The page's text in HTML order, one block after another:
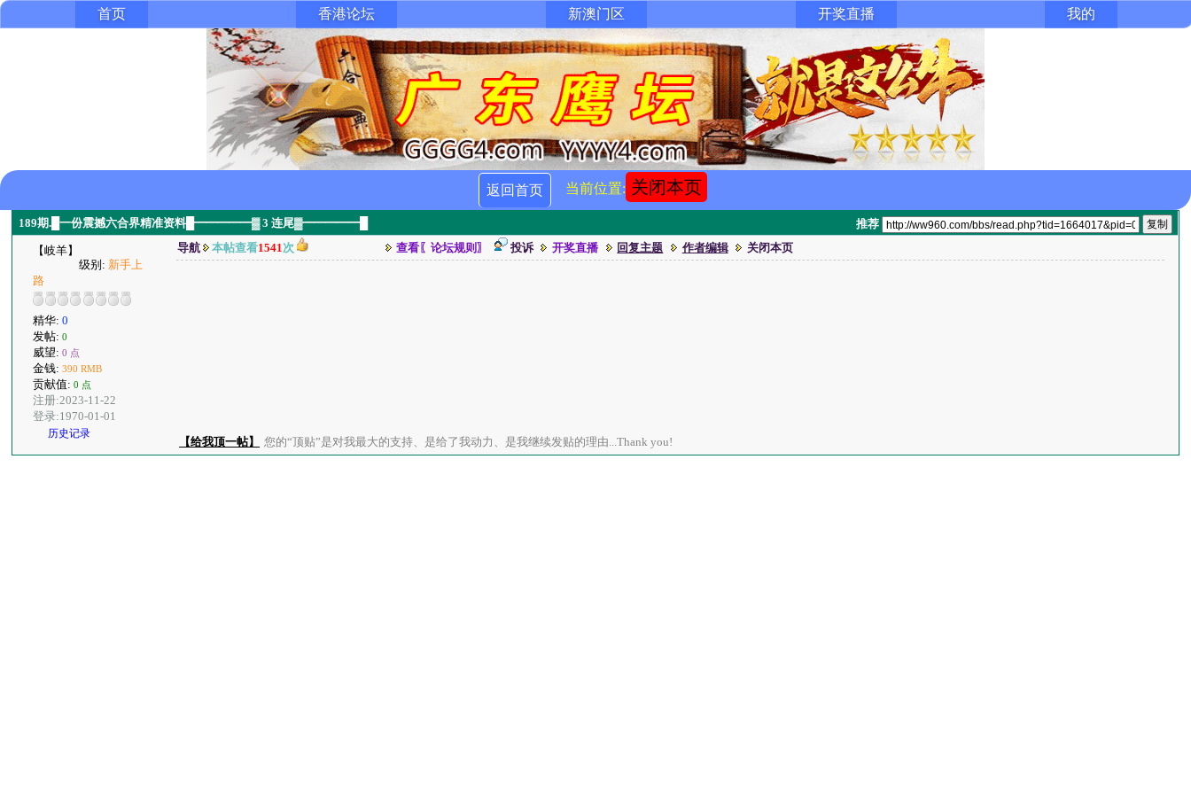
首页 香港论坛 新澳门区 开奖直播 我的
返回首页 当前位置: 关闭本页
189期.█一份震撼六合界精准资料█━━━━━▓ 3 连尾▓━━━━━█ 推荐
【岐羊】
级别: 新手上
路
精华:0
发帖:0
威望:0 点
金钱:390 RMB
贡献值:0 点
注册:2023-11-22
登录:1970-01-01
历史记录
导航 本帖查看1541次 查看〖论坛规则〗 投诉 开奖直播 回复主题 作者编辑 关闭本页
【给我顶一帖】 您的“顶贴”是对我最大的支持、是给了我动力、是我继续发贴的理由...Thank you!